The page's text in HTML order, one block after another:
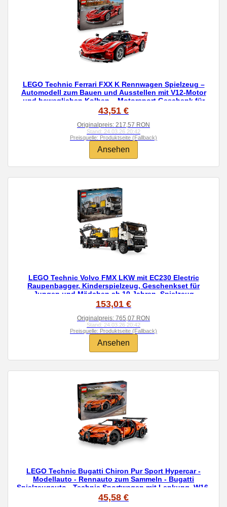
LEGO Technic Ferrari FXX K Rennwagen Spielzeug –
Automodell zum Bauen und Ausstellen mit V12-Motor
und beweglichen Kolben – Motorsport Geschenk für
Jungen ab 10 Jahren – 42212
43,51 €
Originalpreis: 217,57 RON
Stand: 24.03.26 20:42
Preisquelle: Produktseite (Fallback)
Ansehen
LEGO Technic Volvo FMX LKW mit EC230 Electric
Raupenbagger, Kinderspielzeug, Geschenkset für
Jungen und Mädchen ab 10 Jahren, Spielzeug
Baufahrzeuge, Bagger-Spielzeugset 42175
153,01 €
Originalpreis: 765,07 RON
Stand: 24.03.26 20:42
Preisquelle: Produktseite (Fallback)
Ansehen
LEGO Technic Bugatti Chiron Pur Sport Hypercar -
Modellauto - Rennauto zum Sammeln - Bugatti
Spielzeugauto - Technic Sportwagen mit Lenkung, W16-
Motor & Türen - Geschenk ab 9 Jahren - 42222
45,58 €